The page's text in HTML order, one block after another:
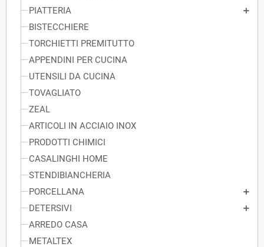
PIATTERIA
BISTECCHIERE
TORCHIETTI PREMITUTTO
APPENDINI PER CUCINA
UTENSILI DA CUCINA
TOVAGLIATO
ZEAL
ARTICOLI IN ACCIAIO INOX
PRODOTTI CHIMICI
CASALINGHI HOME
STENDIBIANCHERIA
PORCELLANA
DETERSIVI
ARREDO CASA
METALTEX